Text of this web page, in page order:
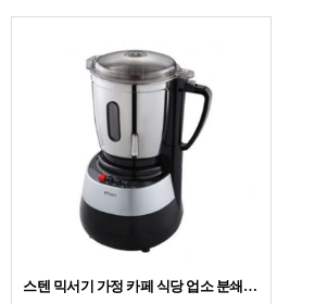
스텐 믹서기 가정 카페 식당 업소 분쇄기 대용량 블